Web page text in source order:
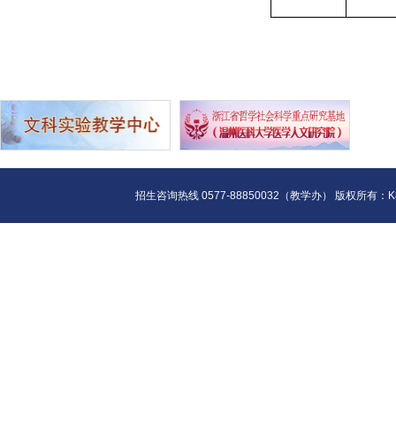
招生咨询热线 0577-88850032（教学办） 版权所有